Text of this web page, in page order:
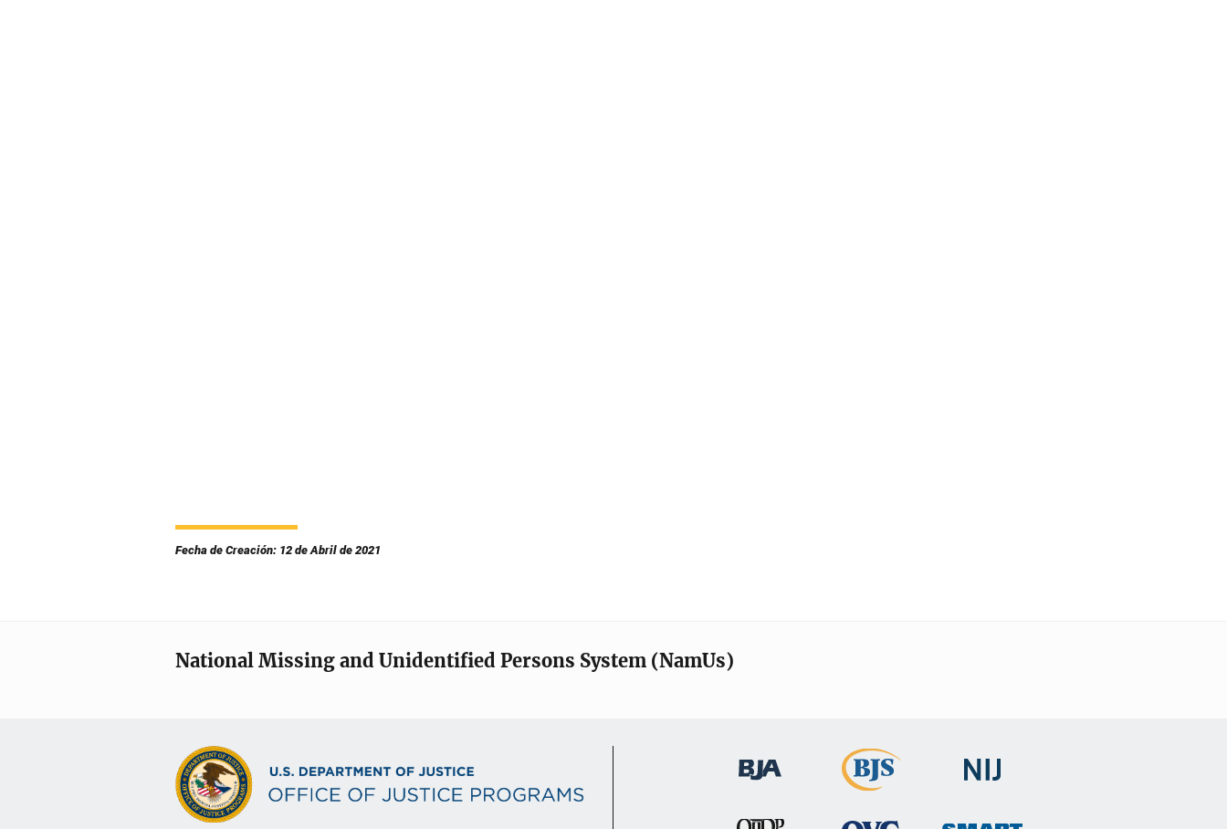
Fecha de Creación: 12 de Abril de 2021
National Missing and Unidentified Persons System (NamUs)